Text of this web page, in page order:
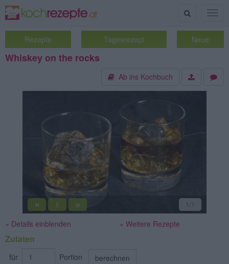
Suche
Rezepte Tagesrezept Neue
Whiskey on the rocks
Ab ins Kochbuch
« || » 1 /1
» Details einblenden » Weitere Rezepte
Zutaten
für Portion berechnen